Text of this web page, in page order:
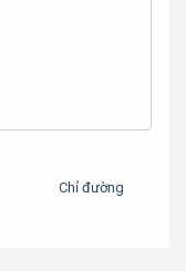
Chỉ đường